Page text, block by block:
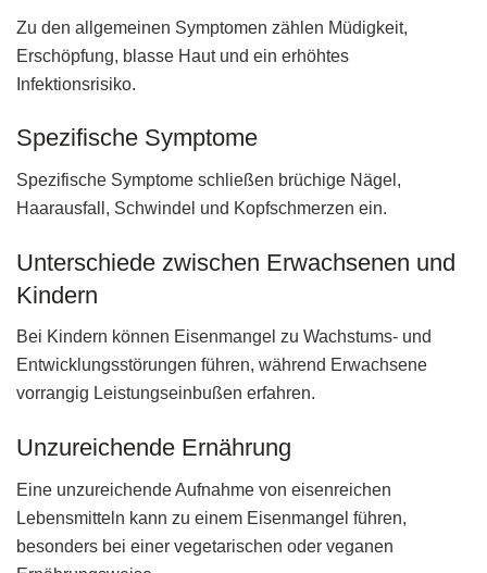
Zu den allgemeinen Symptomen zählen Müdigkeit,
Erschöpfung, blasse Haut und ein erhöhtes
Infektionsrisiko.
Spezifische Symptome
Spezifische Symptome schließen brüchige Nägel,
Haarausfall, Schwindel und Kopfschmerzen ein.
Unterschiede zwischen Erwachsenen und
Kindern
Bei Kindern können Eisenmangel zu Wachstums- und
Entwicklungsstörungen führen, während Erwachsene
vorrangig Leistungseinbußen erfahren.
Unzureichende Ernährung
Eine unzureichende Aufnahme von eisenreichen
Lebensmitteln kann zu einem Eisenmangel führen,
besonders bei einer vegetarischen oder veganen